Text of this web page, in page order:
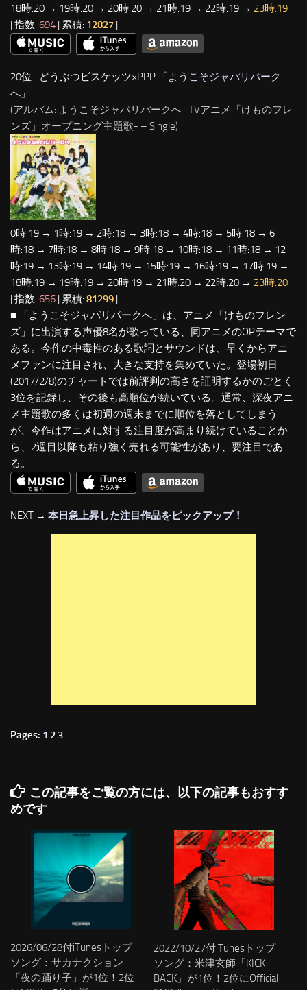
18時:20 → 19時:20 → 20時:20 → 21時:19 → 22時:19 → 23時:19
| 指数: 694 | 累積: 12827 |
20位…どうぶつビスケッツ×PPP 「ようこそジャパリパーク
へ 」
(アルバム: ようこそジャパリパークへ -TVアニメ「けものフレ
ンズ」オープニング主題歌- – Single)
0時:19 → 1時:19 → 2時:18 → 3時:18 → 4時:18 → 5時:18 → 6
時:18 → 7時:18 → 8時:18 → 9時:18 → 10時:18 → 11時:18 → 12
時:19 → 13時:19 → 14時:19 → 15時:19 → 16時:19 → 17時:19 →
18時:19 → 19時:19 → 20時:19 → 21時:20 → 22時:20 → 23時:20
| 指数: 656 | 累積: 81299 |
■ 「ようこそジャパリパークへ」は、アニメ「けものフレン
ズ」に出演する声優8名が歌っている、同アニメのOPテーマで
ある。今作の中毒性のある歌詞とサウンドは、早くからアニ
メファンに注目され、大きな支持を集めていた。登場初日
(2017/2/8)のチャートでは前評判の高さを証明するかのごとく
3位を記録し、その後も高順位が続いている。通常、深夜アニ
メ主題歌の多くは初週の週末までに順位を落としてしまう
が、今作はアニメに対する注目度が高まり続けていることか
ら、2週目以降も粘り強く売れる可能性があり、要注目であ
る。
NEXT → 本日急上昇した注目作品をピックアップ！
Pages: 1 2 3
この記事をご覧の方には、以下の記事もおすす
めです
2026/06/28付iTunesトップ
ソング：サカナクション
「夜の踊り子」が1位！2位
2022/10/27付iTunesトップ
ソング：米津玄師「KICK
BACK」が1位！2位にOfficial